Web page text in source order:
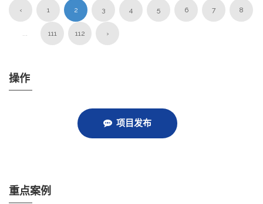
‹ 1 2 3 4 5 6 7 8
... 111 112 ›
操作
项目发布
重点案例